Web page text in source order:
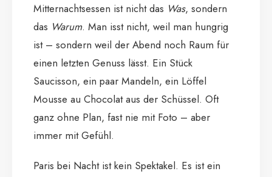
Mitternachtsessen ist nicht das Was, sondern
das Warum. Man isst nicht, weil man hungrig
ist – sondern weil der Abend noch Raum für
einen letzten Genuss lässt. Ein Stück
Saucisson, ein paar Mandeln, ein Löffel
Mousse au Chocolat aus der Schüssel. Oft
ganz ohne Plan, fast nie mit Foto – aber
immer mit Gefühl.
Paris bei Nacht ist kein Spektakel. Es ist ein